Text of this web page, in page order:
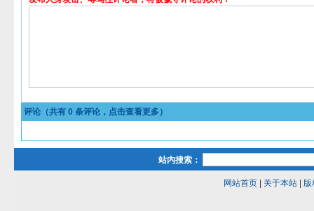
评论（共有 0 条评论，点击查看更多）
站内搜索：
网站首页| 关于本站| 版